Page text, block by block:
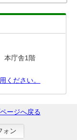
本庁舎1階
ください。
ページへ戻る
ォン